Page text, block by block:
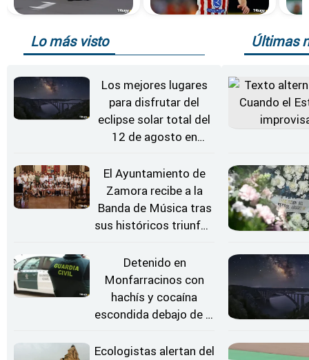
Lo más visto
Los mejores lugares
para disfrutar del
eclipse solar total del
12 de agosto en
El Ayuntamiento de
Zamora recibe a la
Banda de Música tras
sus históricos triunfos
Detenido en
Monfarracinos con
hachís y cocaína
escondida debajo de la
coche
Ecologistas alertan del
Últimas